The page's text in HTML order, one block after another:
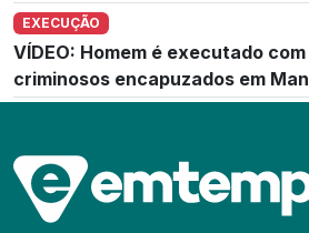
EXECUÇÃO
VÍDEO: Homem é executado
criminosos encapuzados em